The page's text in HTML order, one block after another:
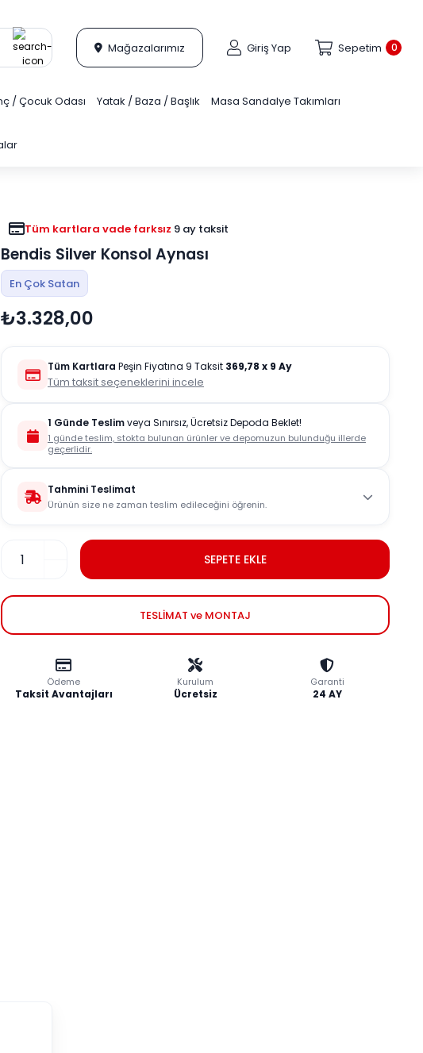
Mağazalarımız Giriş Yap 0
Sepetim
/ Çocuk Odası Yatak / Baza / Başlık Masa Sandalye Takımları
Tüm kartlara vade farksız 9 ay taksit
Bendis Silver Konsol Aynası
En Çok Satan
₺3.328,00
Tüm Kartlara Peşin Fiyatına 9 Taksit 369,78 x 9 Ay
Tüm taksit seçeneklerini incele
1 Günde Teslimveya Sınırsız, Ücretsiz Depoda Beklet!
1 günde teslim, stokta bulunan ürünler ve depomuzun bulunduğu illerde
geçerlidir.
Tahmini Teslimat
Ürünün size ne zaman teslim edileceğini öğrenin.
SEPETE EKLE
TESLİMAT ve MONTAJ
Ödeme
Taksit Avantajları
Kurulum
Ücretsiz
Garanti
24 AY